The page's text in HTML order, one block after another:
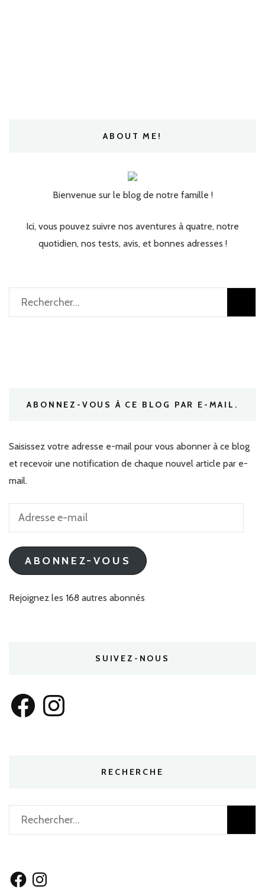
ABOUT ME!
Bienvenue sur le blog de notre famille !
Ici, vous pouvez suivre nos aventures à quatre, notre
quotidien, nos tests, avis, et bonnes adresses !
Rechercher :
ABONNEZ-VOUS À CE BLOG PAR E-MAIL.
Saisissez votre adresse e-mail pour vous abonner à ce blog
et recevoir une notification de chaque nouvel article par e-
mail.
Adresse
mail
ABONNEZ-VOUS
Rejoignez les 168 autres abonnés
SUIVEZ-NOUS
FacebookInstagram
RECHERCHE
Rechercher :
FacebookInstagram